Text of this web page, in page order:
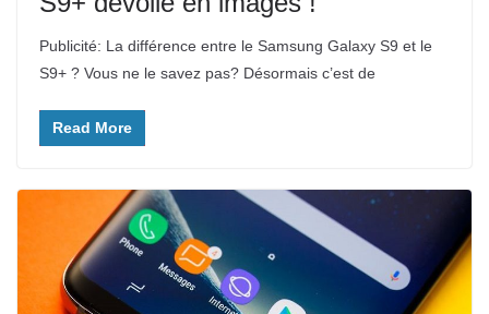
Publicité: La différence entre le Samsung Galaxy S9 et le
S9+ ? Vous ne le savez pas? Désormais c’est de
Read More